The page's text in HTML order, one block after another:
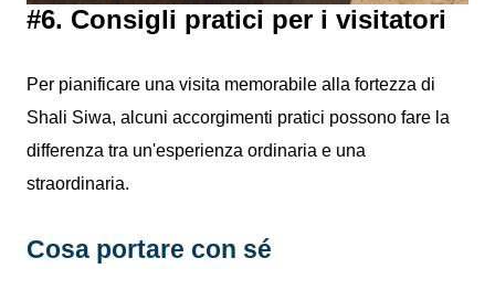
#6. Consigli pratici per i visitatori
Per pianificare una visita memorabile alla fortezza di
Shali Siwa, alcuni accorgimenti pratici possono fare la
differenza tra un'esperienza ordinaria e una
straordinaria.
Cosa portare con sé